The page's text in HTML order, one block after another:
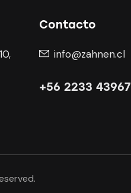
Contacto
info@zahnen.cl
+56 2233 43967